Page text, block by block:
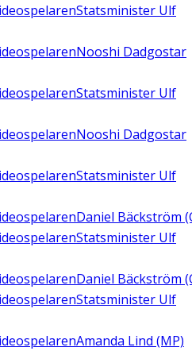
Statsminister Ulf
Nooshi Dadgostar
Statsminister Ulf
Nooshi Dadgostar
Statsminister Ulf
Daniel Bäckström
Statsminister Ulf
Daniel Bäckström
Statsminister Ulf
Amanda Lind (MP)